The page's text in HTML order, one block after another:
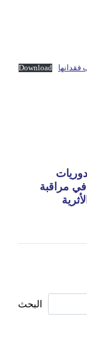
Download
في مراقبة
البحث